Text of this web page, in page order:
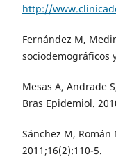
http://
Fernández M,
sociodemográficos
Mesas A, Andrade
Bras Epidemiol.
Sánchez M,
2011;16(2):110-5.